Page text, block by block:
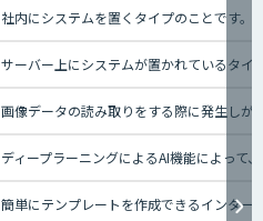
社内にシステムを置くタイプのことです
サーバー上にシステムが置かれているタ
画像データの読み取りをする際に発生しが
ディープラーニングによるAI機能によって
簡単にテンプレートを作成できるインター